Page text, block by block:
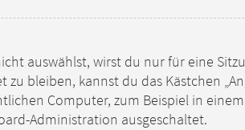
auswählst, wirst du nur für eine
bleiben, kannst du das Kästchen
Computer, zum Beispiel in
Administration ausgeschaltet.